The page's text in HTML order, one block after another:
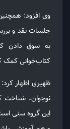
وی افزود:
جلسات نقد و
به سوق دادن
کتاب‌خوانی کمک
ظهیری اظهار
نوجوان، شناخت
این گروه سنی